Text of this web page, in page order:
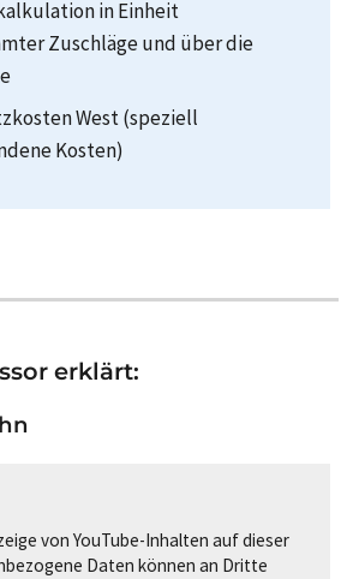
in Einheit
Zuschläge und über die
West (speziell
Kosten)
erklärt:
von YouTube-Inhalten auf dieser
Daten können an Dritte